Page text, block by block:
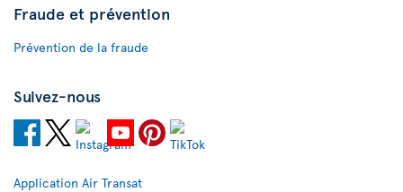
Fraude et prévention
Prévention de la fraude
Suivez-nous
Application Air Transat